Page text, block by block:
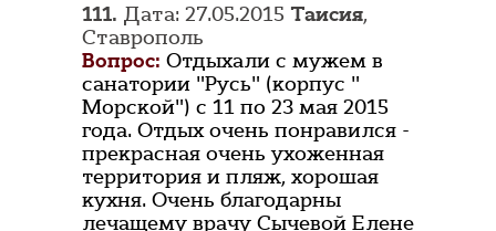
111. Дата: 27.05.2015 Таисия,
Ставрополь
Вопрос: Отдыхали с мужем в
санатории "Русь" (корпус "
Морской") с 11 по 23 мая 2015
года. Отдых очень понравился -
прекрасная очень ухоженная
территория и пляж, хорошая
кухня. Очень благодарны
лечащему врачу Сычевой Елене